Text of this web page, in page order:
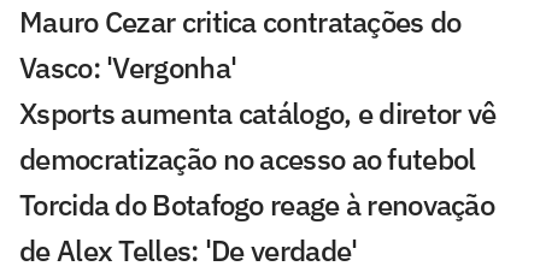
Mauro Cezar critica contratações do
Vasco: 'Vergonha'
Xsports aumenta catálogo, e diretor vê
democratização no acesso ao futebol
Torcida do Botafogo reage à renovação
de Alex Telles: 'De verdade'